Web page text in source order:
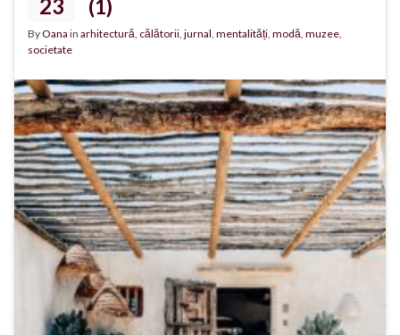
23
(1)
ByOana in arhitectură călătorii jurnal mentalități modă muzee
societate